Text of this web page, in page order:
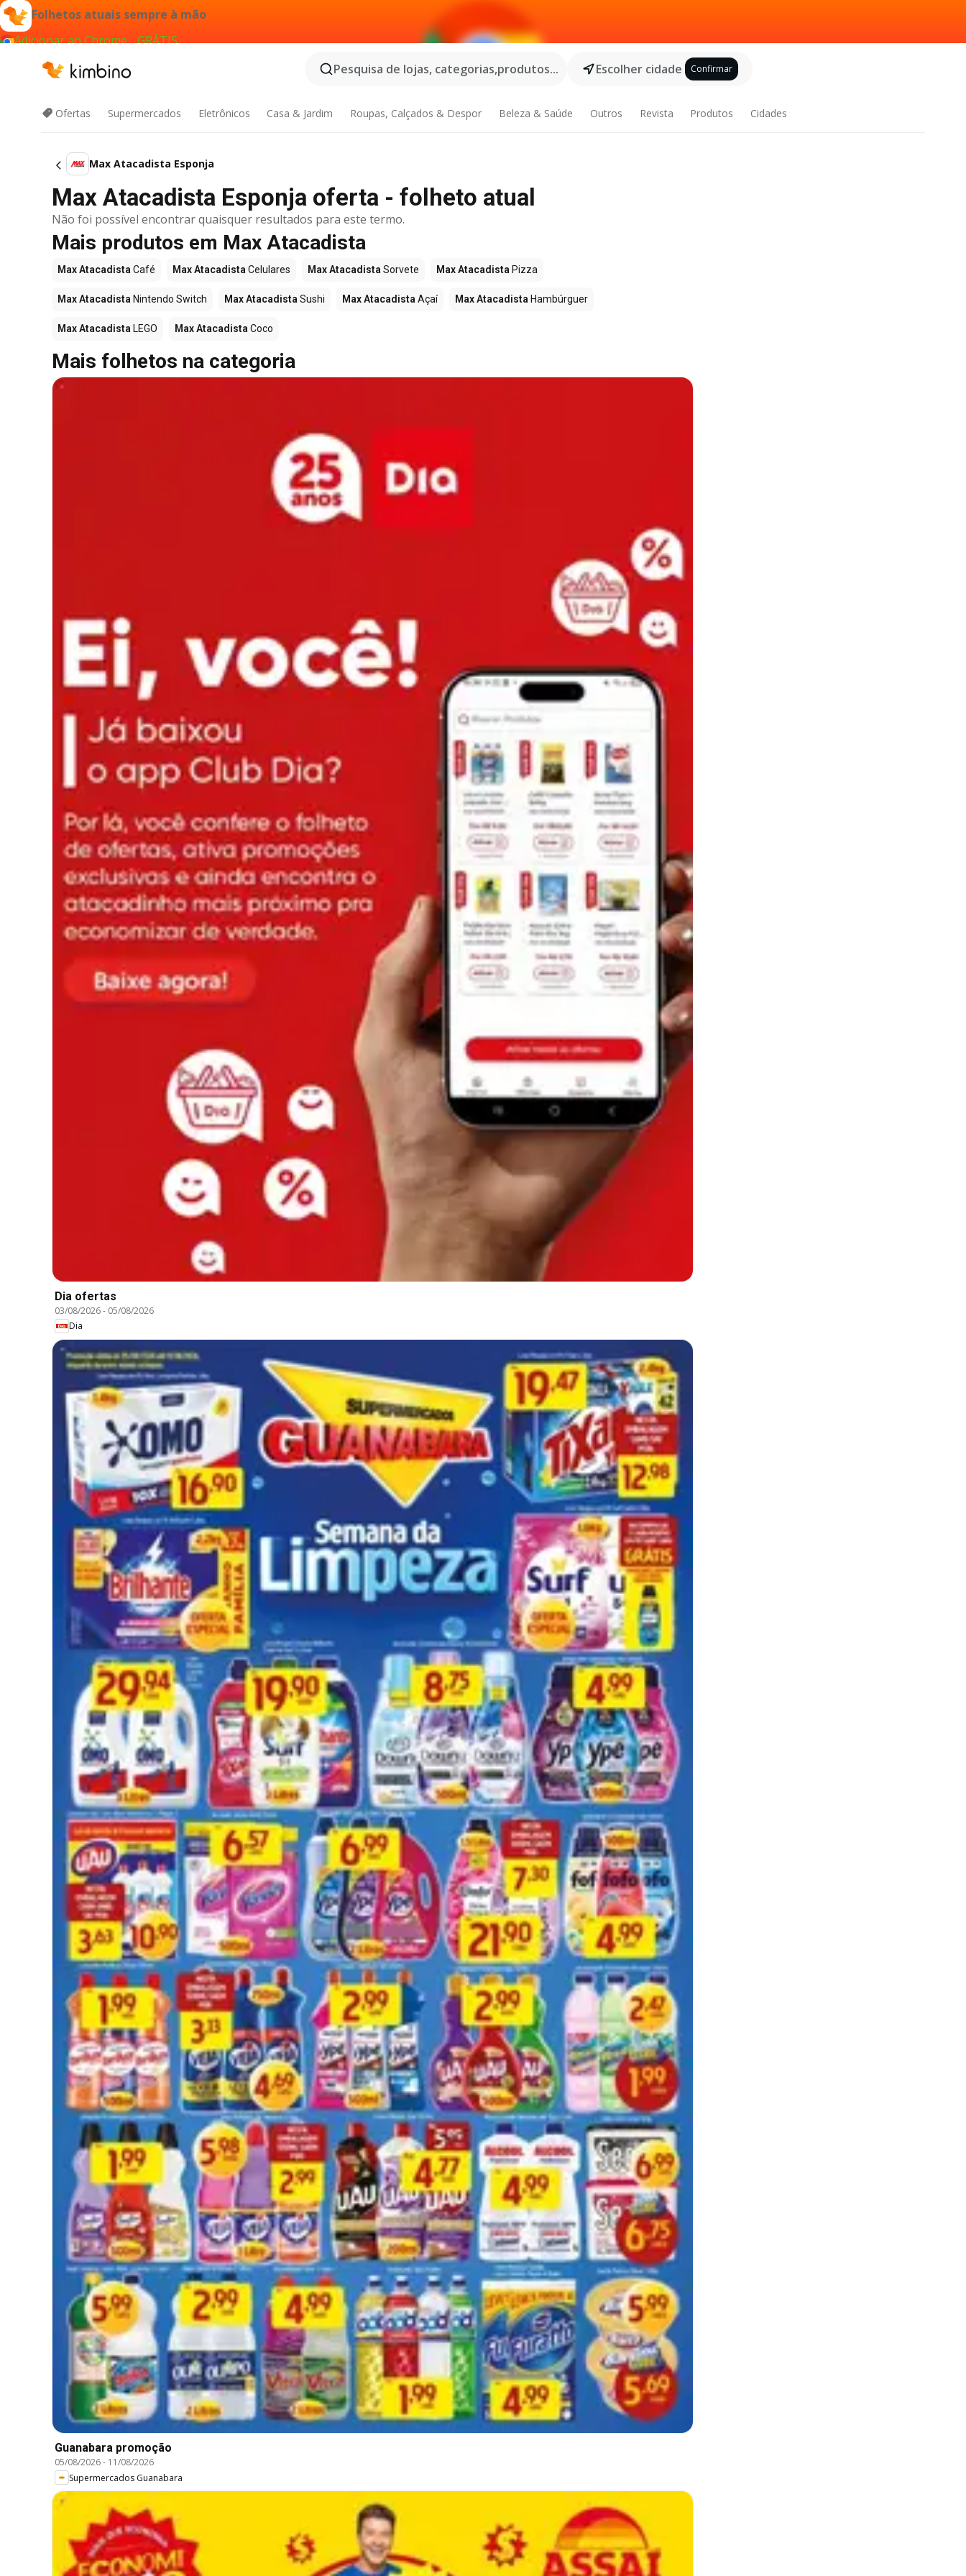
Folhetos atuais sempre à mão
Adicionar ao Chrome - GRÁTIS
Pesquisa de lojas, categorias,produtos...
Escolher cidade Confirmar
Ofertas Supermercados Eletrônicos Casa & Jardim Roupas, Calçados & Despor Beleza & Saúde Outros Revista Produtos Cidades
Max Atacadista Esponja
Max Atacadista Esponja oferta - folheto atual
Não foi possível encontrar quaisquer resultados para este termo.
Mais produtos em Max Atacadista
Max Atacadista Café Max Atacadista Celulares Max Atacadista Sorvete Max Atacadista Pizza
Max Atacadista Nintendo Switch Max Atacadista Sushi Max Atacadista Açaí Max Atacadista Hambúrguer
Max Atacadista LEGO Max Atacadista Coco
Mais folhetos na categoria
Dia ofertas
03/08/2026- 05/08/2026
Dia
Guanabara promoção
05/08/2026- 11/08/2026
Supermercados Guanabara